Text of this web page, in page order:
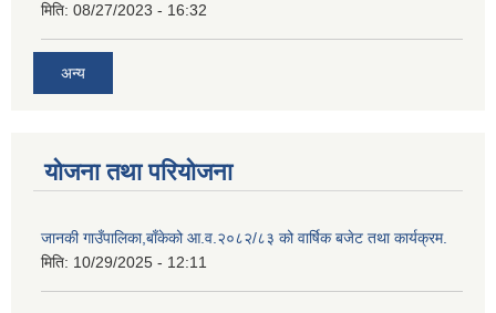
मिति: 08/27/2023 - 16:32
अन्य
योजना तथा परियोजना
जानकी गाउँपालिका,बाँकेको आ.व.२०८२/८३ को वार्षिक बजेट तथा कार्यक्रम.
मिति: 10/29/2025 - 12:11